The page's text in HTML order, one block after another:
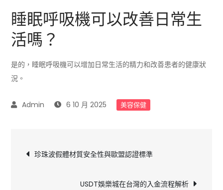
睡眠呼吸機可以改善日常生
活嗎？
是的，睡眠呼吸機可以增加日常生活的精力和改善患者的健康狀
況。
6 10 月 2025 美容保健
文
珍珠波假體材質安全性與歐盟認證標準
USDT娛樂城在台灣的入金流程解析